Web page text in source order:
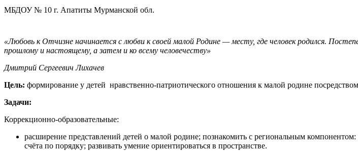
МБДОУ № 10 г. Апатиты Мурманской обл.
«Любовь к Отчизне начинается с любви к своей малой Родине — месту, где человек родился.
прошлому и настоящему, а затем и ко всему человечеству»
Дмитрий Сергеевич Лихачев
Цель: формирование у детей нравственно-патриотического отношения к малой родине
Задачи:
Коррекционно-образовательные:
расширение представлений детей о малой родине; познакомить с региональным
счёта по порядку; развивать умение ориентироваться в пространстве.